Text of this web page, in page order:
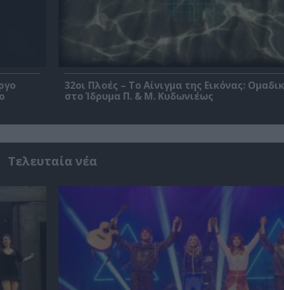
32οι Πλοές – Το Αίνιγμα της Εικόνας:
στο Ίδρυμα Π. & Μ. Κυδωνιέως
Τελευταία νέα